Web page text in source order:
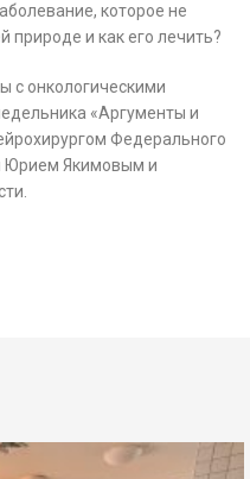
которое не
природе и как его лечить?
с онкологическими
«Аргументы и
Федерального
Юрием Якимовым и